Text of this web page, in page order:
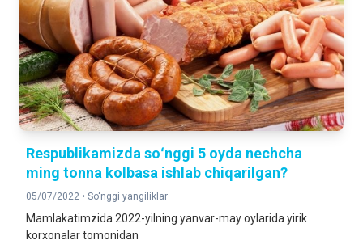
Respublikamizda soʻnggi 5 oyda nechcha
ming tonna kolbasa ishlab chiqarilgan?
05/07/2022 • So‘nggi yangiliklar
Mamlakatimzida 2022-yilning yanvar-may oylarida yirik
korxonalar tomonidan